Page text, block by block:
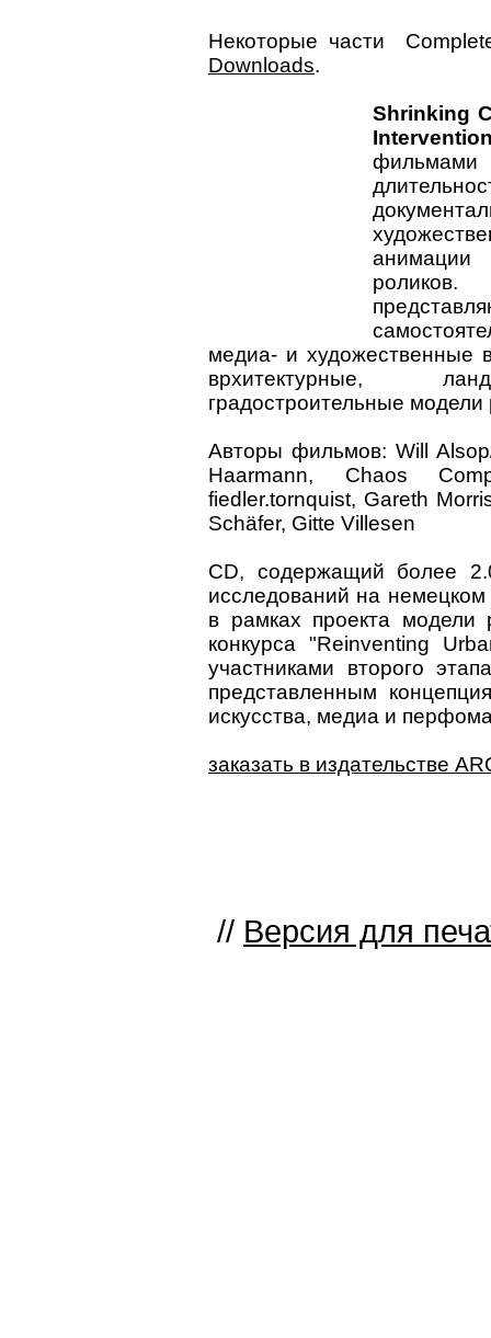
Некоторые части
Downloads.
Shrinking
медиа- и художественные
врхитектурные,
градостроительные модели
Авторы фильмов: Will
Haarmann, Chaos
fiedler.tornquist, Gareth
Schäfer, Gitte Villesen
CD, содержащий более
исследований на
в рамках проекта модели
конкурса "Reinventing
участниками второго
представленным
искусства, медиа и
заказать в издательстве
// Версия для